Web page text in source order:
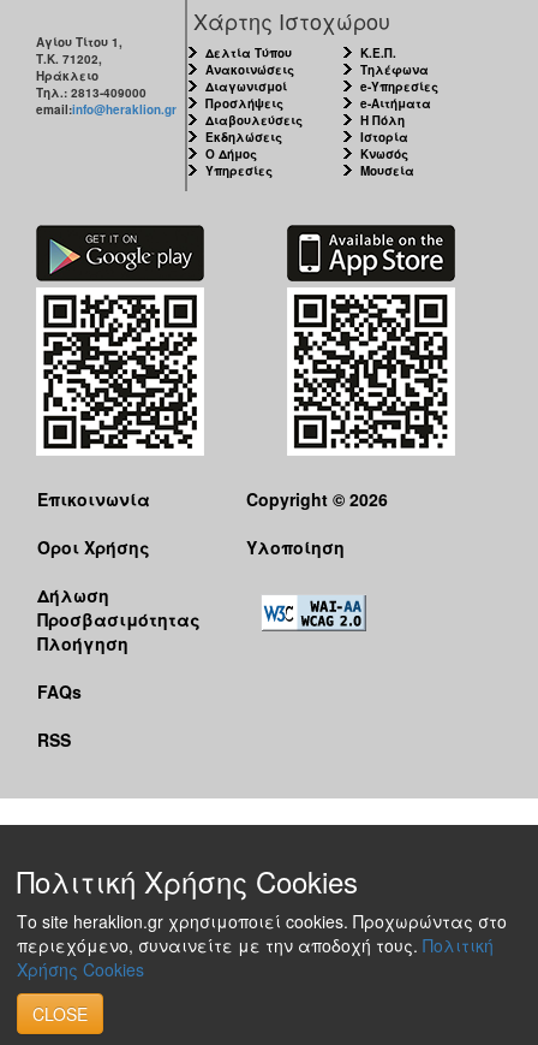
Αγίου Τίτου 1,
Τ.Κ. 71202,
Ηράκλειο
Τηλ.: 2813-409000
email:info@heraklion.gr
Χάρτης Ιστοχώρου
Δελτία Τύπου
Ανακοινώσεις
Διαγωνισμοί
Προσλήψεις
Διαβουλεύσεις
Εκδηλώσεις
Ο Δήμος
Υπηρεσίες
Κ.Ε.Π.
Τηλέφωνα
e-Υπηρεσίες
e-Αιτήματα
Η Πόλη
Ιστορία
Κνωσός
Μουσεία
Επικοινωνία
Όροι Χρήσης
Δήλωση
Προσβασιμότητας
Πλοήγηση
FAQs
RSS
Copyright © 2026
Υλοποίηση
Πολιτική Χρήσης Cookies
Το site heraklion.gr χρησιμοποιεί cookies. Προχωρώντας στο
περιεχόμενο, συναινείτε με την αποδοχή τους. Πολιτική
Χρήσης Cookies
CLOSE